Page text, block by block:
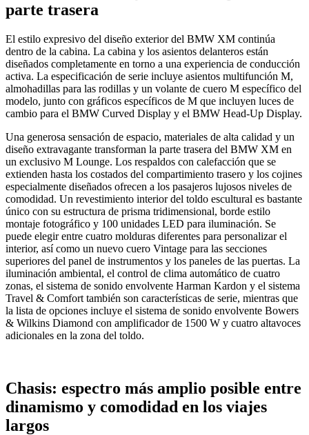
parte trasera
El estilo expresivo del diseño exterior del BMW XM continúa
dentro de la cabina. La cabina y los asientos delanteros están
diseñados completamente en torno a una experiencia de conducción
activa. La especificación de serie incluye asientos multifunción M,
almohadillas para las rodillas y un volante de cuero M específico del
modelo, junto con gráficos específicos de M que incluyen luces de
cambio para el BMW Curved Display y el BMW Head-Up Display.
Una generosa sensación de espacio, materiales de alta calidad y un
diseño extravagante transforman la parte trasera del BMW XM en
un exclusivo M Lounge. Los respaldos con calefacción que se
extienden hasta los costados del compartimiento trasero y los cojines
especialmente diseñados ofrecen a los pasajeros lujosos niveles de
comodidad. Un revestimiento interior del toldo escultural es bastante
único con su estructura de prisma tridimensional, borde estilo
montaje fotográfico y 100 unidades LED para iluminación. Se
puede elegir entre cuatro molduras diferentes para personalizar el
interior, así como un nuevo cuero Vintage para las secciones
superiores del panel de instrumentos y los paneles de las puertas. La
iluminación ambiental, el control de clima automático de cuatro
zonas, el sistema de sonido envolvente Harman Kardon y el sistema
Travel & Comfort también son características de serie, mientras que
la lista de opciones incluye el sistema de sonido envolvente Bowers
& Wilkins Diamond con amplificador de 1500 W y cuatro altavoces
adicionales en la zona del toldo.
Chasis: espectro más amplio posible entre
dinamismo y comodidad en los viajes
largos